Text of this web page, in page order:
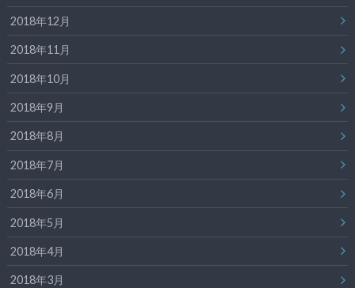
2018年12月
2018年11月
2018年10月
2018年9月
2018年8月
2018年7月
2018年6月
2018年5月
2018年4月
2018年3月